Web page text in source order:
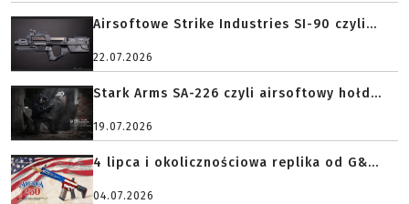
Airsoftowe Strike Industries SI-90 czyli...
22.07.2026
Stark Arms SA-226 czyli airsoftowy hołd...
19.07.2026
4 lipca i okolicznościowa replika od G&...
04.07.2026